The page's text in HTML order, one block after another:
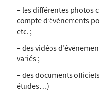
– les différentes photos
compte d’événements
etc. ;
– des vidéos
variés ;
– des documents
études…).